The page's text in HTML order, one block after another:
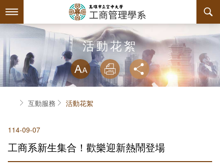
到
要
最新消息
系所簡介
關於本系
本系特色
教育目標與核心能力
系主任介紹
師資陣容
課程規劃
課程簡介
課程總覽
互動服務
檔案下載
系學會
活動花絮
略過字型切
放大
列印 分享
首頁互動服務 活動花絮
114-09-07
工商系新生集合！歡樂迎新熱鬧登場